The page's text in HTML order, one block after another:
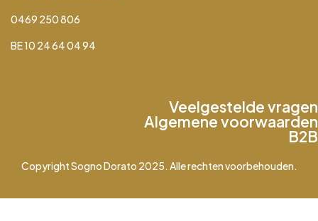
0469 250 806
BE 10 24 64 04 94
Veelgestelde vragen
Algemene voorwaarden
B2B
Copyright Sogno Dorato 2025. Alle rechten voorbehouden.